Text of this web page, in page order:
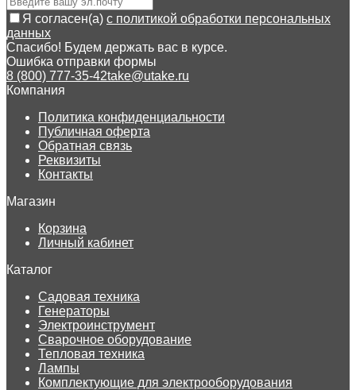
Я согласен(a) с политикой обработки персональных
данных
Спасибо! Будем держать вас в курсе.
Ошибка отправки формы
8 (800) 777-35-42take@utake.ru
Компания
Политика конфиденциальности
Публичная оферта
Обратная связь
Реквизиты
Контакты
Магазин
Корзина
Личный кабинет
Каталог
Садовая техника
Генераторы
Электроинструмент
Сварочное оборудование
Тепловая техника
Лампы
Комплектующие для электрооборудования